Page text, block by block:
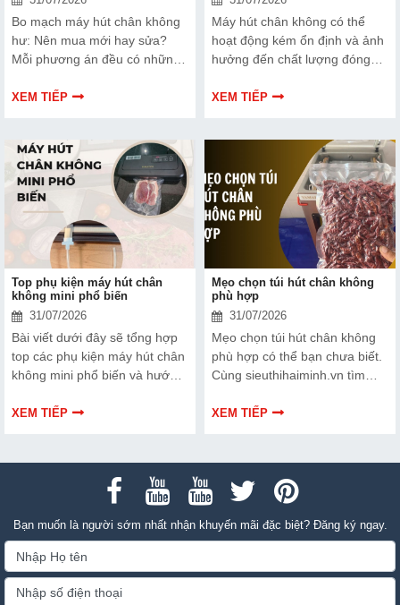
Bo mạch máy hút chân không
hư: Nên mua mới hay sửa?
Mỗi phương án đều có những
cùng tìm hiểu để đưa ra quyết
XEM TIẾP
Máy hút chân không có thể
hoạt động kém ổn định và ảnh
hưởng đến chất lượng đóng
Bài viết dưới đây sẽ giúp bạn
XEM TIẾP
Top phụ kiện máy hút chân
không mini phổ biến
31/07/2026
Bài viết dưới đây sẽ tổng hợp
top các phụ kiện máy hút chân
không mini phổ biến và hướng
chuẩn kỹ thuật ngay tại nhà.
XEM TIẾP
Mẹo chọn túi hút chân không
phù hợp
31/07/2026
Mẹo chọn túi hút chân không
phù hợp có thể bạn chưa biết.
Cùng sieuthihaiminh.vn tìm
thông tin bài viết dưới đây nhé!
XEM TIẾP
Bạn muốn là người sớm nhất nhận khuyến mãi đặc biệt? Đăng ký ngay.